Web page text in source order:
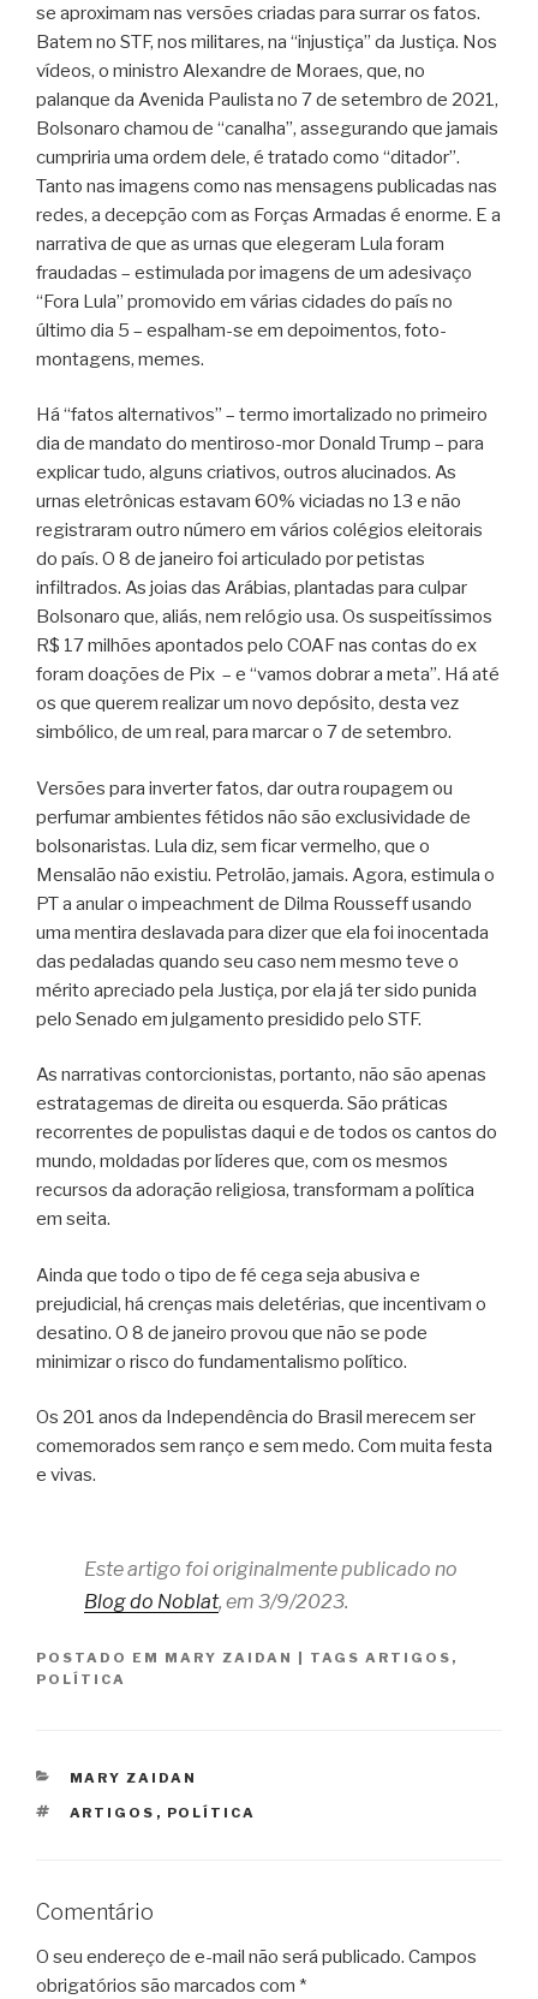
se aproximam nas versões criadas para surrar os fatos.
Batem no STF, nos militares, na “injustiça” da Justiça. Nos
vídeos, o ministro Alexandre de Moraes, que, no
palanque da Avenida Paulista no 7 de setembro de 2021,
Bolsonaro chamou de “canalha”, assegurando que jamais
cumpriria uma ordem dele, é tratado como “ditador”.
Tanto nas imagens como nas mensagens publicadas nas
redes, a decepção com as Forças Armadas é enorme. E a
narrativa de que as urnas que elegeram Lula foram
fraudadas – estimulada por imagens de um adesivaço
“Fora Lula” promovido em várias cidades do país no
último dia 5 – espalham-se em depoimentos, foto-
montagens, memes.
Há “fatos alternativos” – termo imortalizado no primeiro
dia de mandato do mentiroso-mor Donald Trump – para
explicar tudo, alguns criativos, outros alucinados. As
urnas eletrônicas estavam 60% viciadas no 13 e não
registraram outro número em vários colégios eleitorais
do país. O 8 de janeiro foi articulado por petistas
infiltrados. As joias das Arábias, plantadas para culpar
Bolsonaro que, aliás, nem relógio usa. Os suspeitíssimos
R$ 17 milhões apontados pelo COAF nas contas do ex
foram doações de Pix – e “vamos dobrar a meta”. Há até
os que querem realizar um novo depósito, desta vez
simbólico, de um real, para marcar o 7 de setembro.
Versões para inverter fatos, dar outra roupagem ou
perfumar ambientes fétidos não são exclusividade de
bolsonaristas. Lula diz, sem ficar vermelho, que o
Mensalão não existiu. Petrolão, jamais. Agora, estimula o
PT a anular o impeachment de Dilma Rousseff usando
uma mentira deslavada para dizer que ela foi inocentada
das pedaladas quando seu caso nem mesmo teve o
mérito apreciado pela Justiça, por ela já ter sido punida
pelo Senado em julgamento presidido pelo STF.
As narrativas contorcionistas, portanto, não são apenas
estratagemas de direita ou esquerda. São práticas
recorrentes de populistas daqui e de todos os cantos do
mundo, moldadas por líderes que, com os mesmos
recursos da adoração religiosa, transformam a política
em seita.
Ainda que todo o tipo de fé cega seja abusiva e
prejudicial, há crenças mais deletérias, que incentivam o
desatino. O 8 de janeiro provou que não se pode
minimizar o risco do fundamentalismo político.
Os 201 anos da Independência do Brasil merecem ser
comemorados sem ranço e sem medo. Com muita festa
e vivas.
Este artigo foi originalmente publicado no
Blog do Noblat, em 3/9/2023.
POSTADO EM MARY ZAIDAN | TAGS ARTIGOS ,
POLÍTICA
CATEGORIAS
MARY ZAIDAN
TAGS
ARTIGOS , POLÍTICA
Comentário
O seu endereço de e-mail não será publicado. Campos
obrigatórios são marcados com *